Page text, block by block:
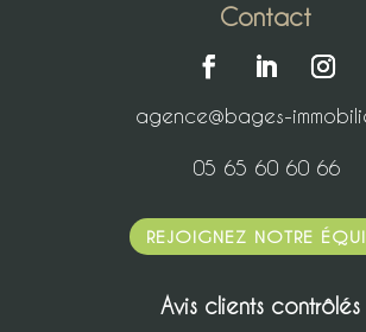
Contact
agence@bages-
05 65 60 60 66
REJOIGNEZ NOTRE
Avis clients contrôlés